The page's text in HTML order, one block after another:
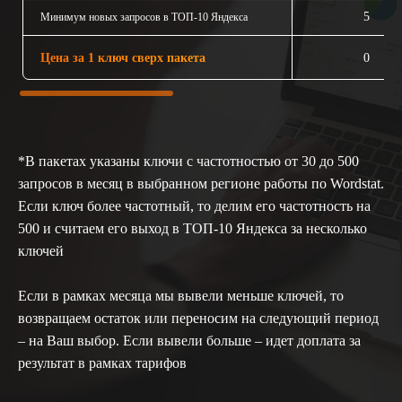
Минимум новых запросов в ТОП-10 Яндекса 5
Цена за 1 ключ сверх пакета 0
*В пакетах указаны ключи с частотностью от 30 до 500
запросов в месяц в выбранном регионе работы по Wordstat.
Если ключ более частотный, то делим его частотность на
500 и считаем его выход в ТОП-10 Яндекса за несколько
ключей
Если в рамках месяца мы вывели меньше ключей, то
возвращаем остаток или переносим на следующий период
– на Ваш выбор. Если вывели больше – идет доплата за
результат в рамках тарифов